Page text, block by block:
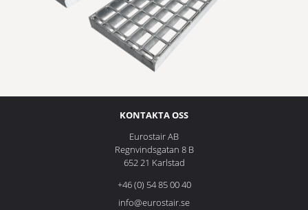
KONTAKTA OSS
Eurostair AB
Regnvindsgatan 8 B
652 21 Karlstad
+46 (0) 54 85 00 40
info@eurostair.se